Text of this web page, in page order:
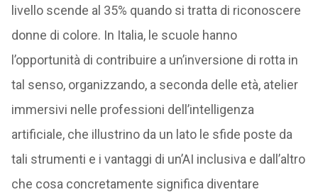
livello scende al 35% quando si tratta di riconoscere
donne di colore. In Italia, le scuole hanno
l’opportunità di contribuire a un’inversione di rotta in
tal senso, organizzando, a seconda delle età, atelier
immersivi nelle professioni dell’intelligenza
artificiale, che illustrino da un lato le sfide poste da
tali strumenti e i vantaggi di un’AI inclusiva e dall’altro
che cosa concretamente significa diventare